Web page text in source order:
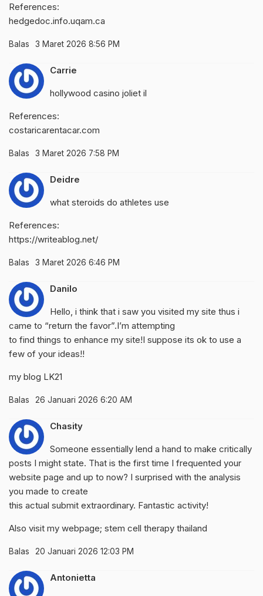
References:
hedgedoc.info.uqam.ca
Balas 3 Maret 2026 8:56 PM
Carrie
hollywood casino joliet il
References:
costaricarentacar.com
Balas 3 Maret 2026 7:58 PM
Deidre
what steroids do athletes use
References:
https://writeablog.net/
Balas 3 Maret 2026 6:46 PM
Danilo
Hello, i think that i saw you visited my site thus i
came to “return the favor”.I’m attempting
to find things to enhance my site!I suppose its ok to use a
few of your ideas!!
my blog LK21
Balas 26 Januari 2026 6:20 AM
Chasity
Someone essentially lend a hand to make critically
posts I might state. That is the first time I frequented your
website page and up to now? I surprised with the analysis
you made to create
this actual submit extraordinary. Fantastic activity!
Also visit my webpage; stem cell therapy thailand
Balas 20 Januari 2026 12:03 PM
Antonietta